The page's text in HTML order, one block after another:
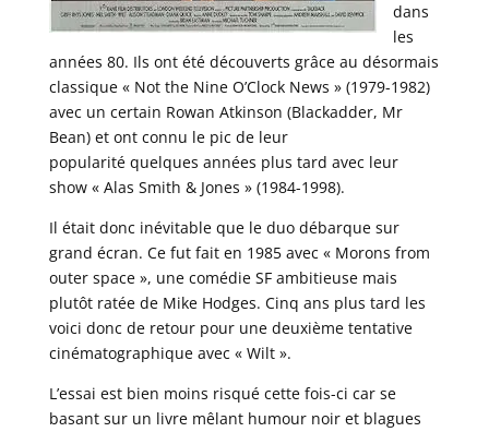
dans
les
années 80. Ils ont été découverts grâce au désormais
classique « Not the Nine O’Clock News » (1979-1982)
avec un certain Rowan Atkinson (Blackadder, Mr
Bean) et ont connu le pic de leur
popularité quelques années plus tard avec leur
show « Alas Smith & Jones » (1984-1998).
Il était donc inévitable que le duo débarque sur
grand écran. Ce fut fait en 1985 avec « Morons from
outer space », une comédie SF ambitieuse mais
plutôt ratée de Mike Hodges. Cinq ans plus tard les
voici donc de retour pour une deuxième tentative
cinématographique avec « Wilt ».
L’essai est bien moins risqué cette fois-ci car se
basant sur un livre mêlant humour noir et blagues